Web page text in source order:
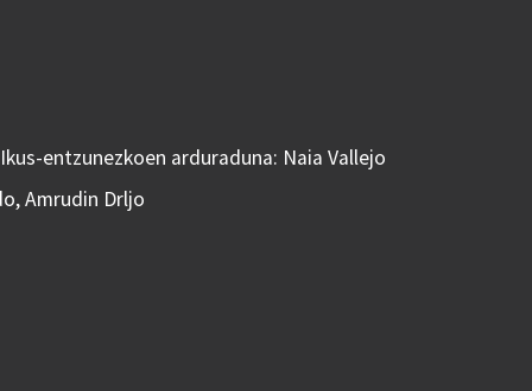
entzunezkoen arduraduna: Naia Vallejo
Amrudin Drljo